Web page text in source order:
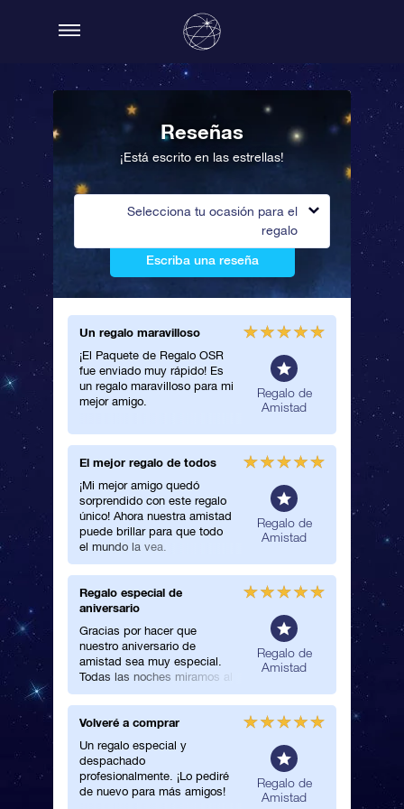
Reseñas
¡Está escrito en las estrellas!
Selecciona tu ocasión para el
regalo
Escriba una reseña
Un regalo maravilloso
¡El Paquete de Regalo OSR
fue enviado muy rápido! Es
un regalo maravilloso para mi
mejor amigo.
Regalo de
Amistad
El mejor regalo de todos
¡Mi mejor amigo quedó
sorprendido con este regalo
único! Ahora nuestra amistad
puede brillar para que todo
el mundo la vea.
Regalo de
Amistad
Regalo especial de
aniversario
Gracias por hacer que
nuestro aniversario de
amistad sea muy especial.
Todas las noches miramos al
cielo para localizar nuestra
estrella.
Regalo de
Amistad
Volveré a comprar
Un regalo especial y
despachado
profesionalmente. ¡Lo pediré
de nuevo para más amigos!
Regalo de
Amistad
Bonito
Le
amigo
estrella
con él.
amiga
tenía
Un
¡Un
regalo
Por